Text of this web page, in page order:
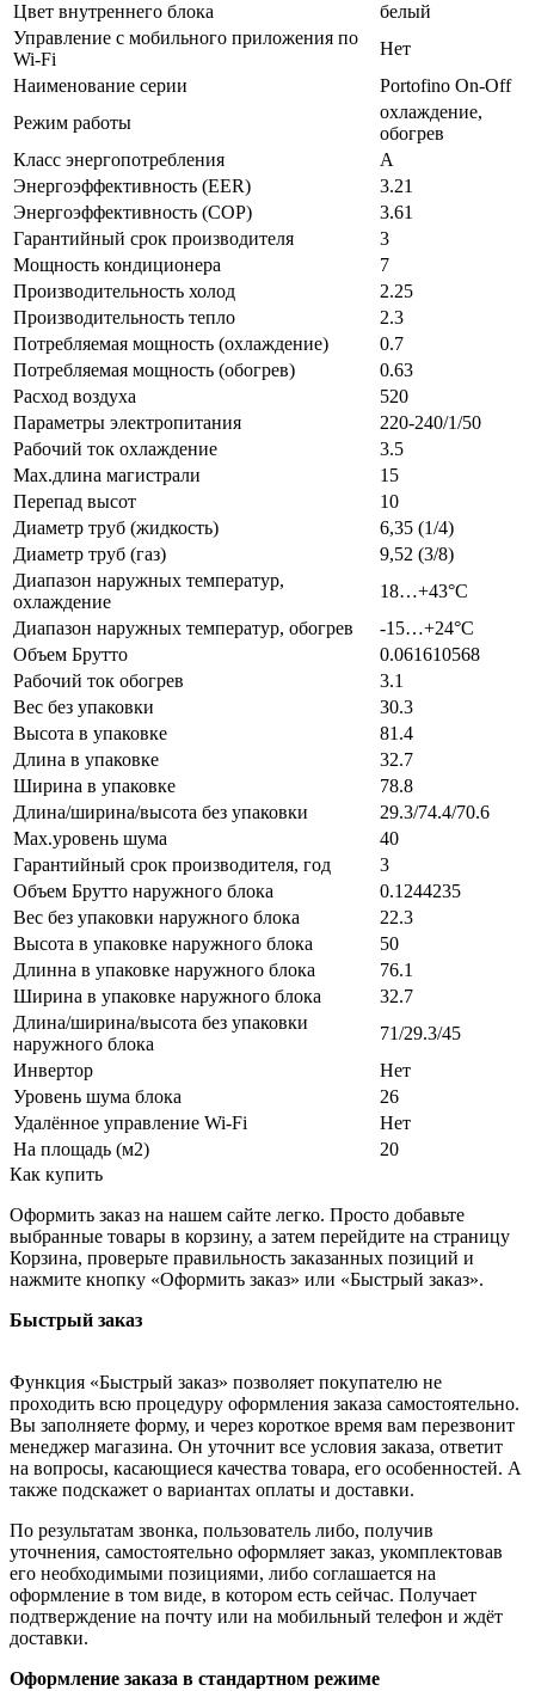
Цвет внутреннего блока
белый
Управление c мобильного приложения по
Wi-Fi
Нет
Наименование серии
Portofino On-Off
Режим работы
охлаждение,
обогрев
Класс энергопотребления
A
Энергоэффективность (EER)
3.21
Энергоэффективность (COP)
3.61
Гарантийный срок производителя
3
Мощность кондиционера
7
Производительность холод
2.25
Производительность тепло
2.3
Потребляемая мощность (охлаждение)
0.7
Потребляемая мощность (обогрев)
0.63
Расход воздуха
520
Параметры электропитания
220-240/1/50
Рабочий ток охлаждение
3.5
Max.длина магистрали
15
Перепад высот
10
Диаметр труб (жидкость)
6,35 (1/4)
Диаметр труб (газ)
9,52 (3/8)
Диапазон наружных температур,
охлаждение
18…+43°С
Диапазон наружных температур, обогрев
-15…+24°С
Объем Брутто
0.061610568
Рабочий ток обогрев
3.1
Вес без упаковки
30.3
Высота в упаковке
81.4
Длина в упаковке
32.7
Ширина в упаковке
78.8
Длина/ширина/высота без упаковки
29.3/74.4/70.6
Max.уровень шума
40
Гарантийный срок производителя, год
3
Объем Брутто наружного блока
0.1244235
Вес без упаковки наружного блока
22.3
Высота в упаковке наружного блока
50
Длинна в упаковке наружного блока
76.1
Ширина в упаковке наружного блока
32.7
Длина/ширина/высота без упаковки
наружного блока
71/29.3/45
Инвертор
Нет
Уровень шума блока
26
Удалённое управление Wi-Fi
Нет
На площадь (м2)
20
Как купить
Оформить заказ на нашем сайте легко. Просто добавьте
выбранные товары в корзину, а затем перейдите на страницу
Корзина, проверьте правильность заказанных позиций и
нажмите кнопку «Оформить заказ» или «Быстрый заказ».
Быстрый заказ
Функция «Быстрый заказ» позволяет покупателю не
проходить всю процедуру оформления заказа самостоятельно.
Вы заполняете форму, и через короткое время вам перезвонит
менеджер магазина. Он уточнит все условия заказа, ответит
на вопросы, касающиеся качества товара, его особенностей. А
также подскажет о вариантах оплаты и доставки.
По результатам звонка, пользователь либо, получив
уточнения, самостоятельно оформляет заказ, укомплектовав
его необходимыми позициями, либо соглашается на
оформление в том виде, в котором есть сейчас. Получает
подтверждение на почту или на мобильный телефон и ждёт
доставки.
Оформление заказа в стандартном режиме